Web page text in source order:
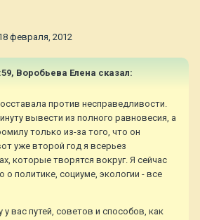
февраля, 2012
Воробьева Елена сказал:
против несправедливости.
вывести из полного равновесия, а
только из-за того, что он
уже второй год я всерьез
которые творятся вокруг. Я сейчас
о политике, социуме, экологии - все
вас путей, советов и способов, как